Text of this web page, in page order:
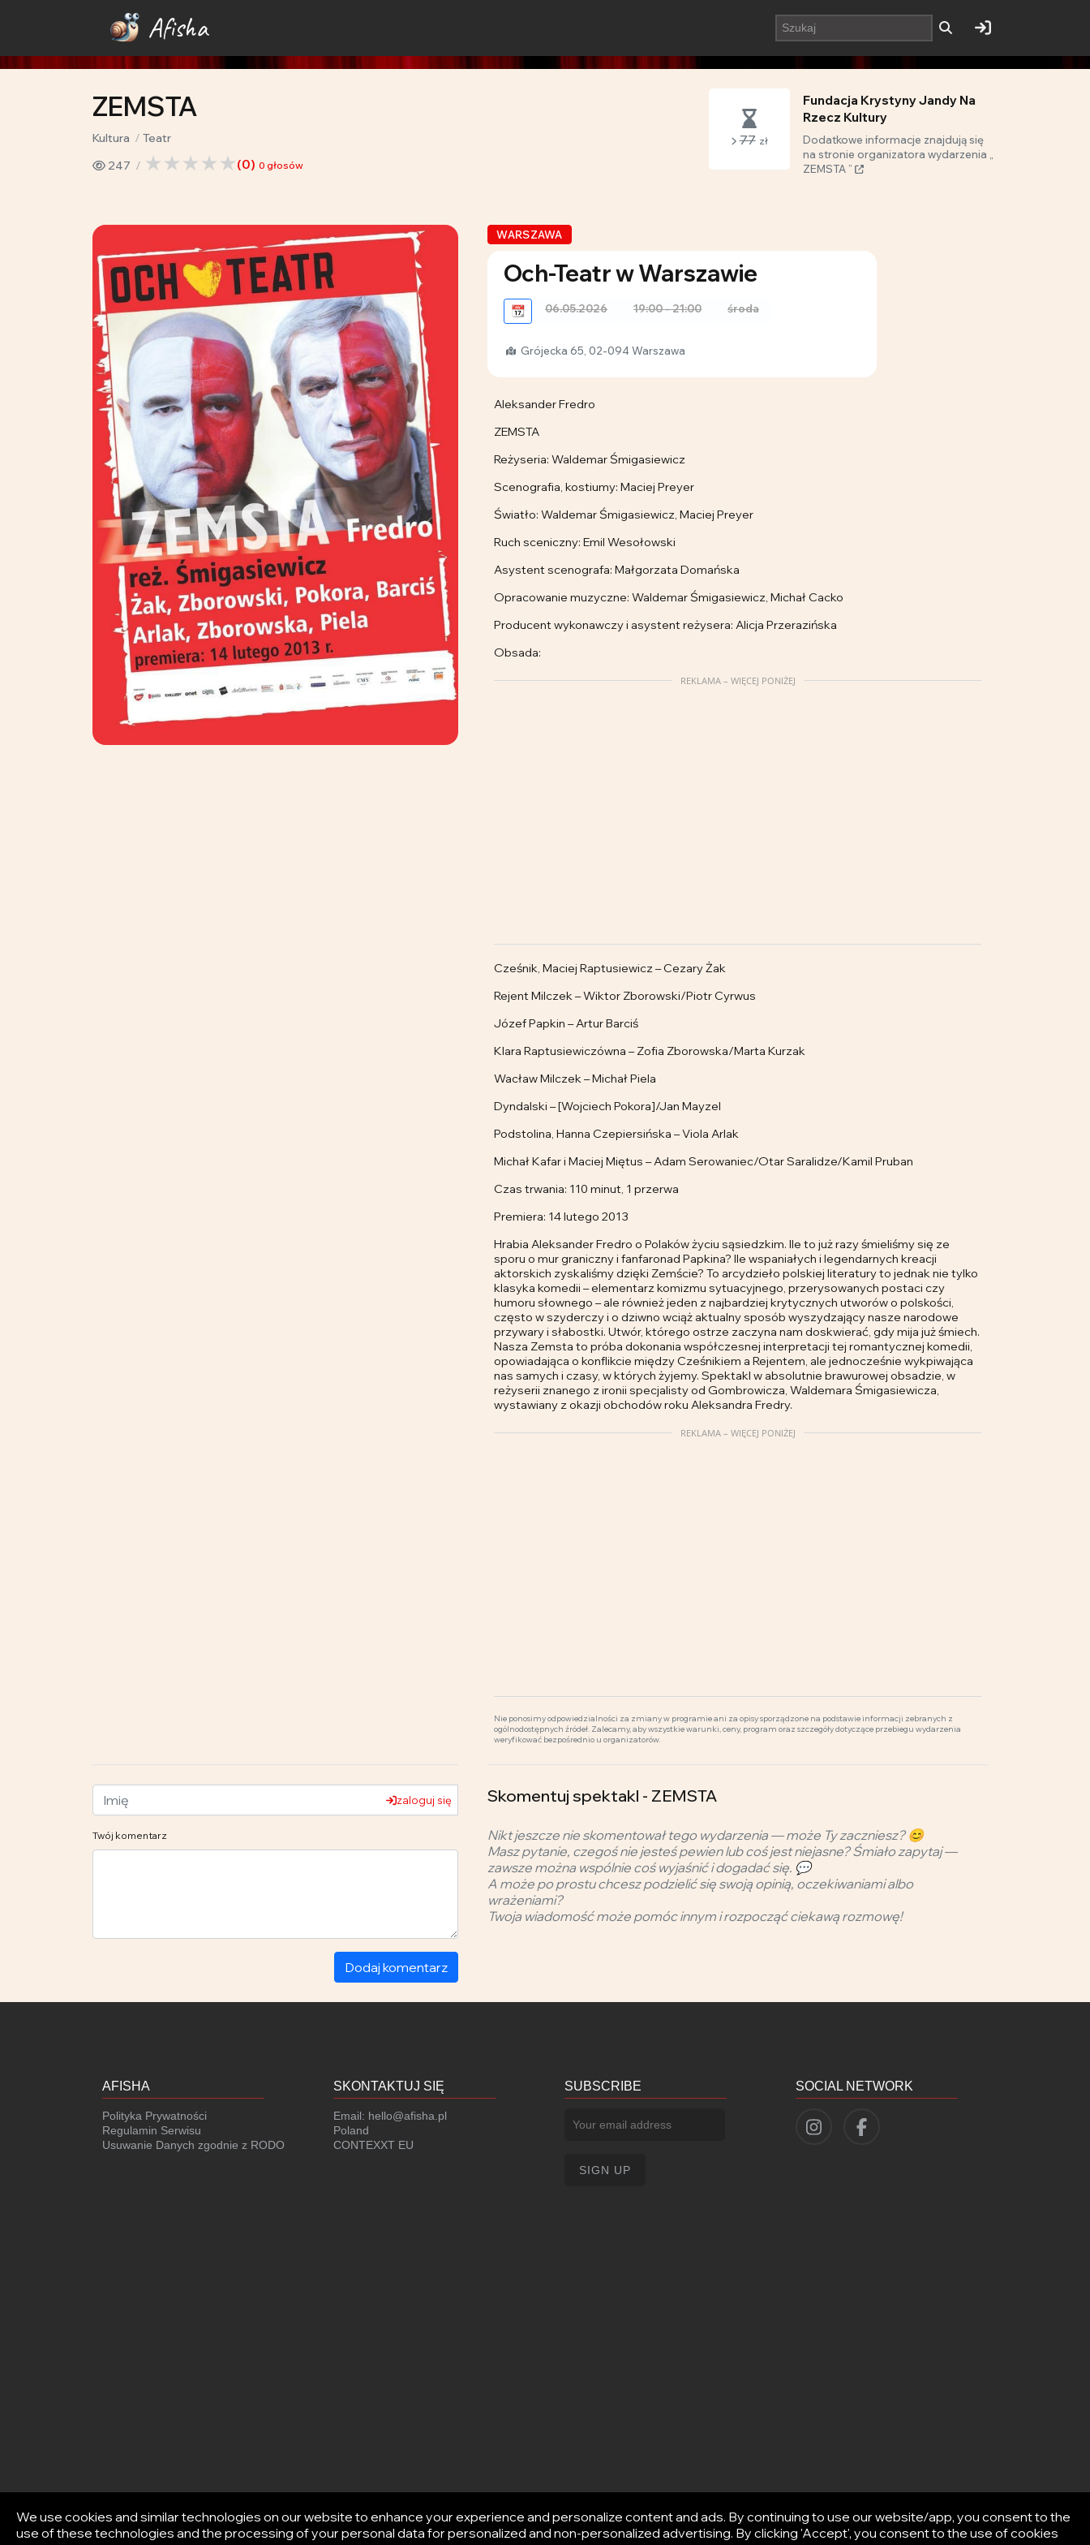
Afisha
ZEMSTA
Kultura
Teatr
247
(0) 0 głosów
77 zł
Fundacja Krystyny Jandy Na
Rzecz Kultury
Dodatkowe informacje znajdują się
na stronie organizatora wydarzenia „
ZEMSTA ”
WARSZAWA
Och-Teatr w Warszawie
📆 06.05.2026 19:00 - 21:00 środa
Grójecka 65, 02-094 Warszawa
Aleksander Fredro
ZEMSTA
Reżyseria: Waldemar Śmigasiewicz
Scenografia, kostiumy: Maciej Preyer
Światło: Waldemar Śmigasiewicz, Maciej Preyer
Ruch sceniczny: Emil Wesołowski
Asystent scenografa: Małgorzata Domańska
Opracowanie muzyczne: Waldemar Śmigasiewicz, Michał Cacko
Producent wykonawczy i asystent reżysera: Alicja Przerazińska
Obsada:
REKLAMA – WIĘCEJ PONIŻEJ
Cześnik, Maciej Raptusiewicz – Cezary Żak
Rejent Milczek – Wiktor Zborowski/Piotr Cyrwus
Józef Papkin – Artur Barciś
Klara Raptusiewiczówna – Zofia Zborowska/Marta Kurzak
Wacław Milczek – Michał Piela
Dyndalski – [Wojciech Pokora]/Jan Mayzel
Podstolina, Hanna Czepiersińska – Viola Arlak
Michał Kafar i Maciej Miętus – Adam Serowaniec/Otar Saralidze/Kamil Pruban
Czas trwania: 110 minut, 1 przerwa
Premiera: 14 lutego 2013
Hrabia Aleksander Fredro o Polaków życiu sąsiedzkim. Ile to już razy śmieliśmy się ze
sporu o mur graniczny i fanfaronad Papkina? Ile wspaniałych i legendarnych kreacji
aktorskich zyskaliśmy dzięki Zemście? To arcydzieło polskiej literatury to jednak nie tylko
klasyka komedii – elementarz komizmu sytuacyjnego, przerysowanych postaci czy
humoru słownego – ale również jeden z najbardziej krytycznych utworów o polskości,
często w szyderczy i o dziwno wciąż aktualny sposób wyszydzający nasze narodowe
przywary i słabostki. Utwór, którego ostrze zaczyna nam doskwierać, gdy mija już śmiech.
Nasza Zemsta to próba dokonania współczesnej interpretacji tej romantycznej komedii,
opowiadająca o konflikcie między Cześnikiem a Rejentem, ale jednocześnie wykpiwająca
nas samych i czasy, w których żyjemy. Spektakl w absolutnie brawurowej obsadzie, w
reżyserii znanego z ironii specjalisty od Gombrowicza, Waldemara Śmigasiewicza,
wystawiany z okazji obchodów roku Aleksandra Fredry.
REKLAMA – WIĘCEJ PONIŻEJ
Nie ponosimy odpowiedzialności za zmiany w programie ani za opisy sporządzone na podstawie informacji zebranych z
ogólnodostępnych źródeł. Zalecamy, aby wszystkie warunki, ceny, program oraz szczegóły dotyczące przebiegu wydarzenia
weryfikować bezpośrednio u organizatorów.
zaloguj się
Twój komentarz
Dodaj komentarz
Skomentuj spektakl - ZEMSTA
Nikt jeszcze nie skomentował tego wydarzenia — może Ty zaczniesz? 😊
Masz pytanie, czegoś nie jesteś pewien lub coś jest niejasne? Śmiało zapytaj —
zawsze można wspólnie coś wyjaśnić i dogadać się. 💬
A może po prostu chcesz podzielić się swoją opinią, oczekiwaniami albo
wrażeniami?
Twoja wiadomość może pomóc innym i rozpocząć ciekawą rozmowę!
AFISHA
Polityka Prywatności
Regulamin Serwisu
Usuwanie Danych zgodnie z RODO
SKONTAKTUJ SIĘ
Email: hello@afisha.pl
Poland
CONTEXXT EU
SUBSCRIBE SOCIAL NETWORK
We use cookies and similar technologies on our website to enhance your experience and personalize content and ads. By continuing to use our website/app, you consent to the
use of these technologies and the processing of your personal data for personalized and non-personalized advertising. By clicking 'Accept', you consent to the use of cookies